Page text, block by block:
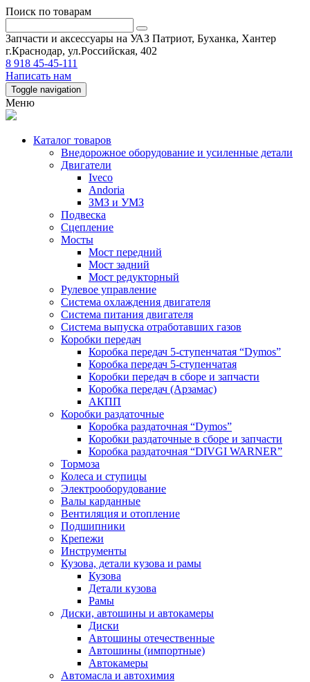
Поиск по товарам
Запчасти и аксессуары на УАЗ Патриот, Буханка, Хантер
г.Краснодар, ул.Российская, 402
8 918 45-45-111
Написать нам
Toggle navigation
Меню
Каталог товаров
Внедорожное оборудование и усиленные детали
Двигатели
Iveco
Andoria
ЗМЗ и УМЗ
Подвеска
Сцепление
Мосты
Мост передний
Мост задний
Мост редукторный
Рулевое управление
Система охлаждения двигателя
Система питания двигателя
Система выпуска отработавших газов
Коробки передач
Коробка передач 5-ступенчатая “Dymos”
Коробка передач 5-ступенчатая
Коробки передач в сборе и запчасти
Коробка передач (Арзамас)
АКПП
Коробки раздаточные
Коробка раздаточная “Dymos”
Коробки раздаточные в сборе и запчасти
Коробка раздаточная “DIVGI WARNER”
Тормоза
Колеса и ступицы
Электрооборудование
Валы карданные
Вентиляция и отопление
Подшипники
Крепежи
Инструменты
Кузова, детали кузова и рамы
Кузова
Детали кузова
Рамы
Диски, автошины и автокамеры
Диски
Автошины отечественные
Автошины (импортные)
Автокамеры
Автомасла и автохимия